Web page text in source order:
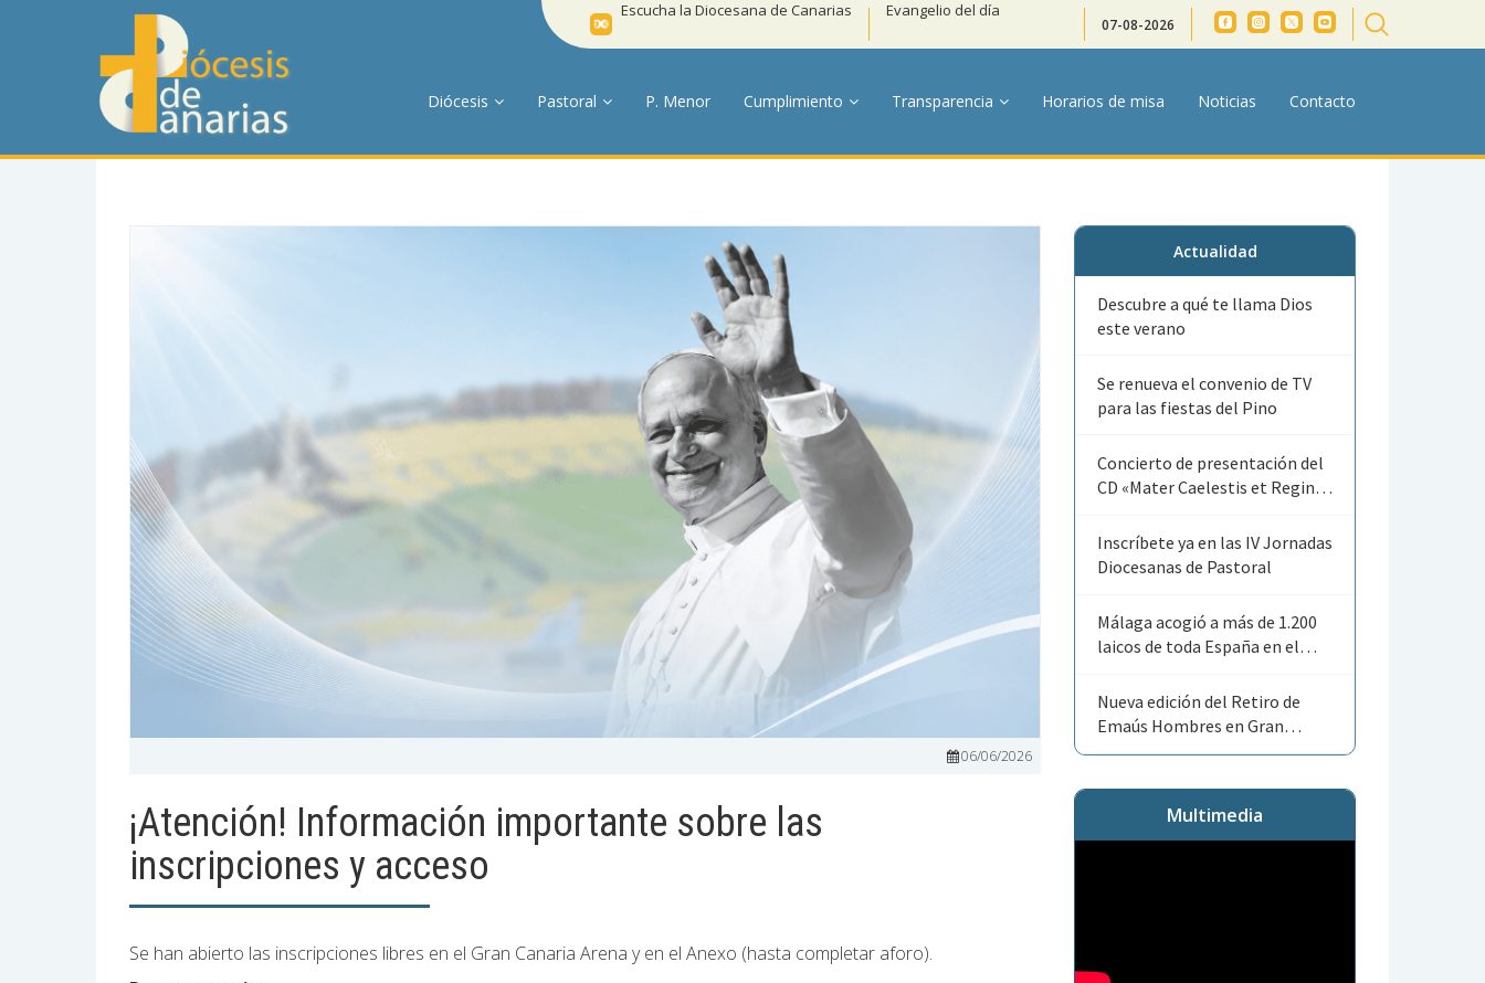
Escucha la Diocesana de Canarias Evangelio del día
07-08-2026
Diócesis Pastoral P. Menor Cumplimiento Transparencia Horarios de misa Noticias Contacto
06/06/2026
¡Atención! Información importante sobre las
inscripciones y acceso
Se han abierto las inscripciones libres en el Gran Canaria Arena y en el Anexo (hasta completar aforo).
Actualidad
Descubre a qué te llama Dios
este verano
Se renueva el convenio de TV
para las fiestas del Pino
Concierto de presentación del
CD «Mater Caelestis et Regina
Inscríbete ya en las IV Jornadas
Diocesanas de Pastoral
Málaga acogió a más de 1.200
laicos de toda España en el
Nueva edición del Retiro de
Emaús Hombres en Gran
Canaria
Multimedia
CUMPLIMIENTO